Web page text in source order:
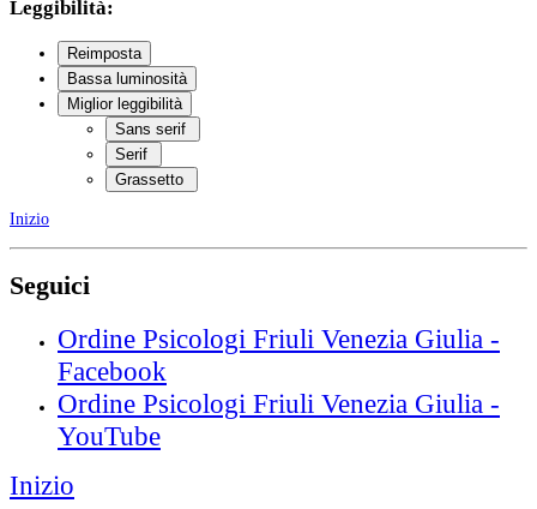
Leggibilità:
Reimposta
Bassa luminosità
Miglior leggibilità
Sans serif
Serif
Grassetto
Inizio
Seguici
Ordine Psicologi Friuli Venezia Giulia -
Facebook
Ordine Psicologi Friuli Venezia Giulia -
YouTube
Inizio